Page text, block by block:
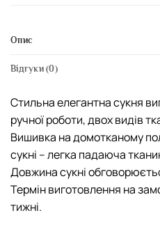
Опис
Відгуки (0)
Стильна елегантна сукня
ручної роботи, двох видів
Вишивка на домотканому
сукні – легка падаюча
Довжина сукні
Термін виготовлення на
тижні.